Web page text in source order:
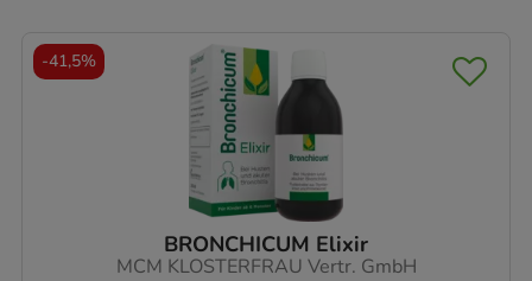
BRONCHICUM Elixir
MCM KLOSTERFRAU Vertr. GmbH
-41,5%